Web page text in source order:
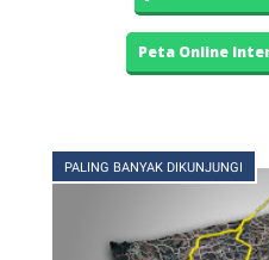
Peta Online
PALING BANYAK DIKUNJUNGI